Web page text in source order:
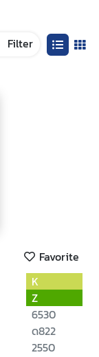
Filter
Favorite
K
Z
6530
ด822
2550